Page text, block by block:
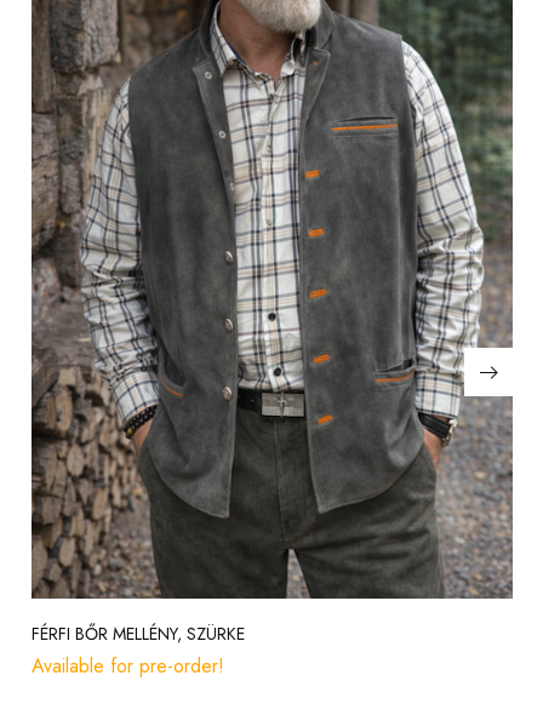
FÉRFI BŐR MELLÉNY, SZÜRKE
Available for pre-order!